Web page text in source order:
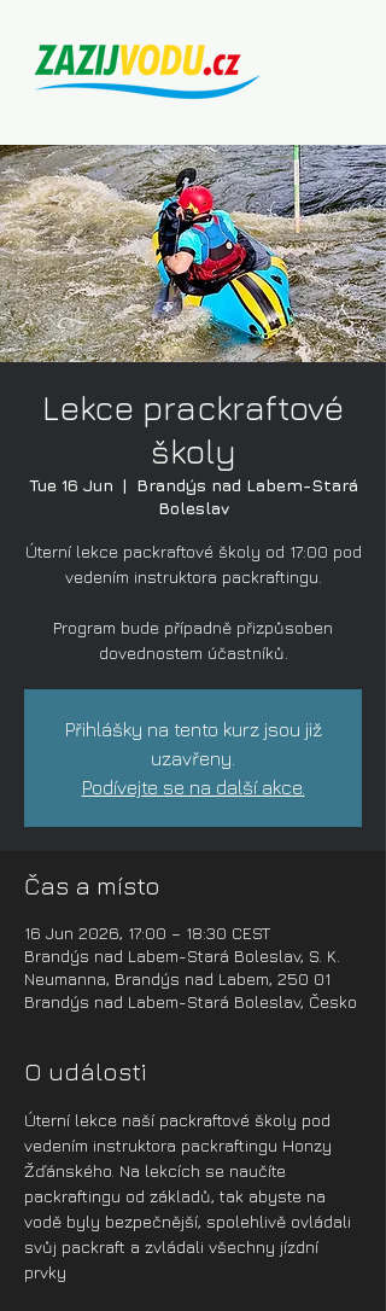
Lekce prackraftové
školy
Tue 16 Jun
  |
Brandýs nad Labem-Stará
Boleslav
Úterní lekce packraftové školy od 17:00 pod
vedením instruktora packraftingu.
Program bude případně přizpůsoben
dovednostem účastníků.
Přihlášky na tento kurz jsou již
uzavřeny.
Podívejte se na další akce.
Čas a místo
16 Jun 2026, 17:00 – 18:30 CEST
Brandýs nad Labem-Stará Boleslav, S. K.
Neumanna, Brandýs nad Labem, 250 01
Brandýs nad Labem-Stará Boleslav, Česko
O události
Úterní lekce naší packraftové školy pod
vedením instruktora packraftingu Honzy
Žďánského. Na lekcích se naučíte
packraftingu od základů, tak abyste na
vodě byly bezpečnější, spolehlivě ovládali
svůj packraft a zvládali všechny jízdní
prvky